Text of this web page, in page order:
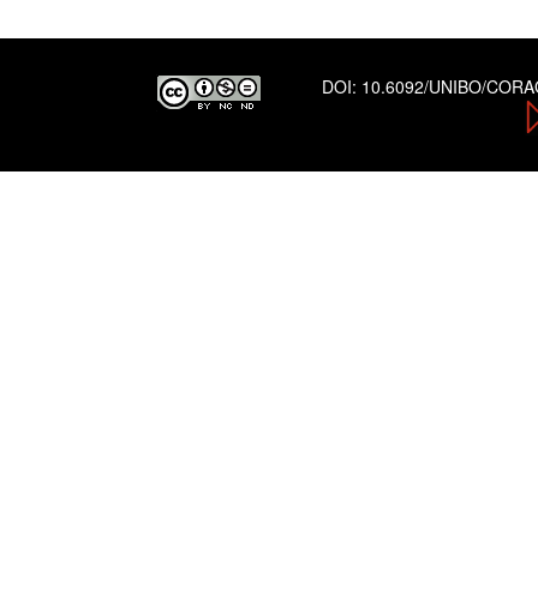
DOI: 10.6092/UNIBO/